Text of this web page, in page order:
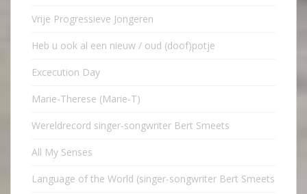
Vrije Progressieve Jongeren
Heb u ook al een nieuw / oud (doof)potje
Excecution Day
Marie-Therese (Marie-T)
Wereldrecord singer-songwriter Bert Smeets
All My Senses
Language of the World (singer-songwriter Bert Smeets